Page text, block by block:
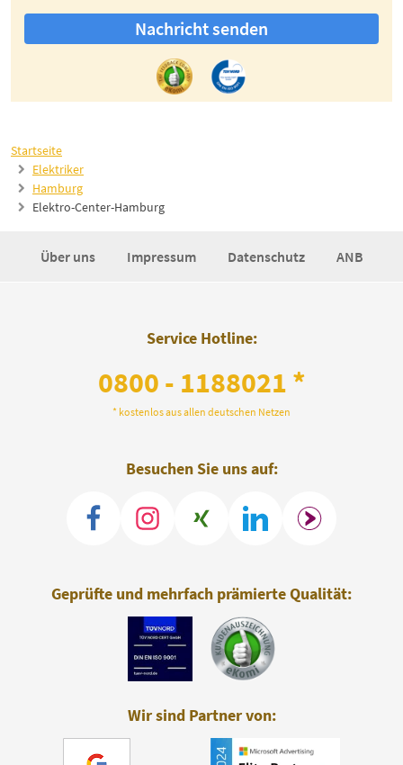
Startseite
Elektriker
Hamburg
Elektro-Center-Hamburg
Nachricht senden
Über uns Impressum Datenschutz ANB
Service Hotline:
0800 - 1188021 *
* kostenlos aus allen deutschen Netzen
Besuchen Sie uns auf:
Geprüfte und mehrfach prämierte Qualität:
Wir sind Partner von: